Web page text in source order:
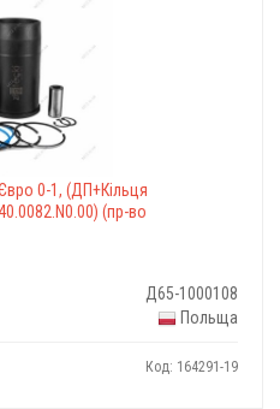
0-1, (ДП+Кільця
(пр-во
Д65-1000108
Польща
Код: 164291-19